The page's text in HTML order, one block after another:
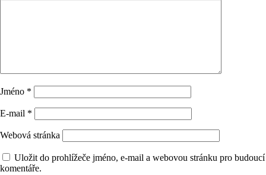
Jméno *
E-mail *
Webová stránka
Uložit do prohlížeče jméno, e-mail a webovou stránku pro budoucí
komentáře.